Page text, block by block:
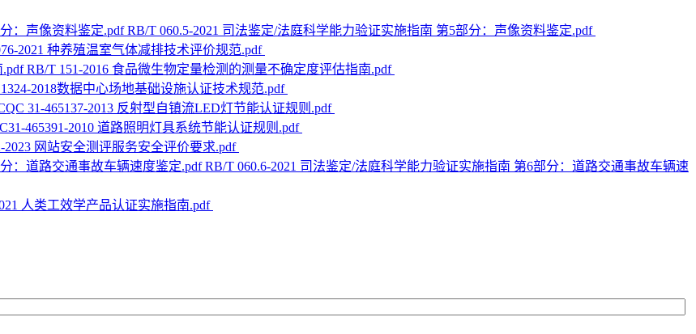
RB/T 060.5-2021 司法鉴定/法庭科学能力验证实施指南 第5部分：声像资料鉴定.pdf
2021 种养殖温室气体减排技术评价规范.pdf
RB/T 151-2016 食品微生物定量检测的测量不确定度评估指南.pdf
2018数据中心场地基础设施认证技术规范.pdf
31-465137-2013 反射型自镇流LED灯节能认证规则.pdf
465391-2010 道路照明灯具系统节能认证规则.pdf
2023 网站安全测评服务安全评价要求.pdf
RB/T 060.6-2021 司法鉴定/法庭科学能力验证实施指南 第6部分：道路交通事故车辆速
人类工效学产品认证实施指南.pdf